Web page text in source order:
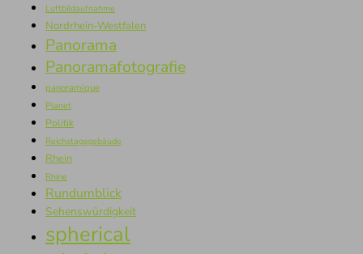
Luftbildaufnahme
Nordrhein-Westfalen
Panorama
Panoramafotografie
panoramique
Planet
Politik
Reichstagsgebäude
Rhein
Rhine
Rundumblick
Sehenswürdigkeit
spherical